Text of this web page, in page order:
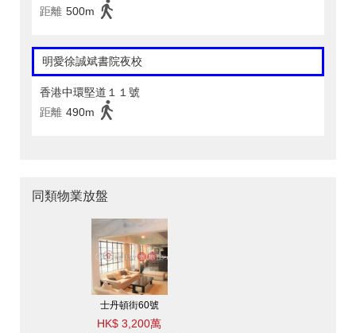
距離 500m
明愛徐誠斌書院夜校
香港中環堅道１１號
距離 490m
同類物業放盤
士丹頓街60號
HK$ 3,200萬